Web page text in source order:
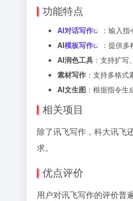
功能特点
AI对话写作
：输入
AI模板写作
：提供
AI润色工具 ：支持扩写
素材写作 ：支持多格式
AI文生图 ：根据指令生
相关项目
除了讯飞写作，科大讯飞
求。
优点评价
用户对讯飞写作的评价普